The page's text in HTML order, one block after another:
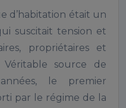
d’habitation était un
suscitait tension et
propriétaires et
Véritable source de
le premier
par le régime de la